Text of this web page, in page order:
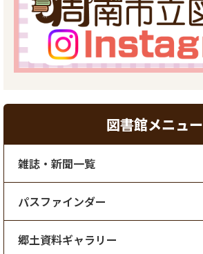
図書館メニュー
雑誌・新聞一覧
パスファインダー
郷土資料ギャラリー